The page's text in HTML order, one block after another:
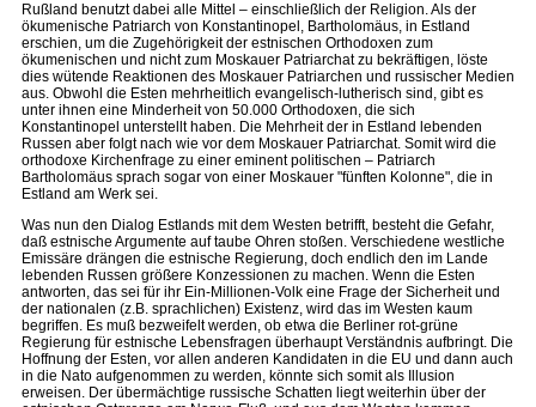
Rußland benutzt dabei alle Mittel – einschließlich der Religion. Als der
ökumenische Patriarch von Konstantinopel, Bartholomäus, in Estland
erschien, um die Zugehörigkeit der estnischen Orthodoxen zum
ökumenischen und nicht zum Moskauer Patriarchat zu bekräftigen, löste
dies wütende Reaktionen des Moskauer Patriarchen und russischer Medien
aus. Obwohl die Esten mehrheitlich evangelisch-lutherisch sind, gibt es
unter ihnen eine Minderheit von 50.000 Orthodoxen, die sich
Konstantinopel unterstellt haben. Die Mehrheit der in Estland lebenden
Russen aber folgt nach wie vor dem Moskauer Patriarchat. Somit wird die
orthodoxe Kirchenfrage zu einer eminent politischen – Patriarch
Bartholomäus sprach sogar von einer Moskauer "fünften Kolonne", die in
Estland am Werk sei.
Was nun den Dialog Estlands mit dem Westen betrifft, besteht die Gefahr,
daß estnische Argumente auf taube Ohren stoßen. Verschiedene westliche
Emissäre drängen die estnische Regierung, doch endlich den im Lande
lebenden Russen größere Konzessionen zu machen. Wenn die Esten
antworten, das sei für ihr Ein-Millionen-Volk eine Frage der Sicherheit und
der nationalen (z.B. sprachlichen) Existenz, wird das im Westen kaum
begriffen. Es muß bezweifelt werden, ob etwa die Berliner rot-grüne
Regierung für estnische Lebensfragen überhaupt Verständnis aufbringt. Die
Hoffnung der Esten, vor allen anderen Kandidaten in die EU und dann auch
in die Nato aufgenommen zu werden, könnte sich somit als Illusion
erweisen. Der übermächtige russische Schatten liegt weiterhin über der